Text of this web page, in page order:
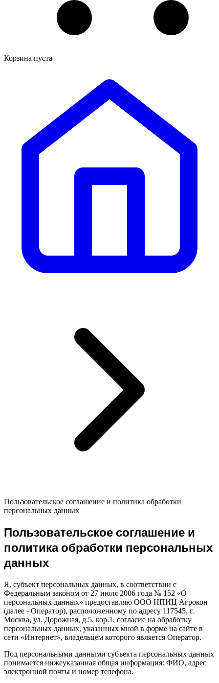
Корзина пуста
Пользовательское соглашение и политика обработки
персональных данных
Пользовательское соглашение и
политика обработки персональных
данных
Я, субъект персональных данных, в соответствии с
Федеральным законом от 27 июля 2006 года № 152 «О
персональных данных» предоставляю ООО НПИЦ Агрокон
(далее - Оператор), расположенному по адресу 117545, г.
Москва, ул. Дорожная, д.5, кор.1, согласие на обработку
персональных данных, указанных мной в форме на сайте в
сети «Интернет», владельцем которого является Оператор.
Под персональными данными субъекта персональных данных
понимается нижеуказанная общая информация: ФИО, адрес
электронной почты и номер телефона.